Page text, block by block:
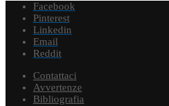
Facebook
Pinterest
Linkedin
Email
Reddit
Contattaci
Avvertenze
Bibliografia